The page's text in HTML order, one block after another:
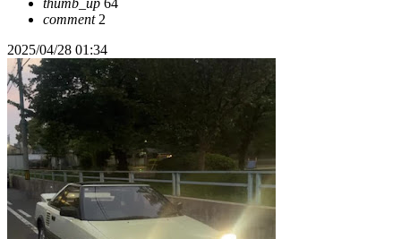
thumb_up 64
comment2
2025/04/28 01:34